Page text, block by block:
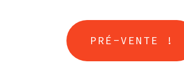
PRÉ-VENTE !